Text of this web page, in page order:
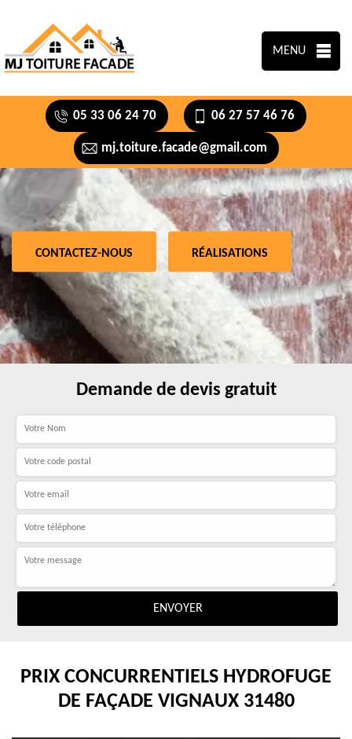
MENU
05 33 06 24 70 06 27 57 46 76
mj.toiture.facade@gmail.com
CONTACTEZ-NOUS RÉALISATIONS
Demande de devis gratuit
PRIX CONCURRENTIELS HYDROFUGE
DE FAÇADE VIGNAUX 31480